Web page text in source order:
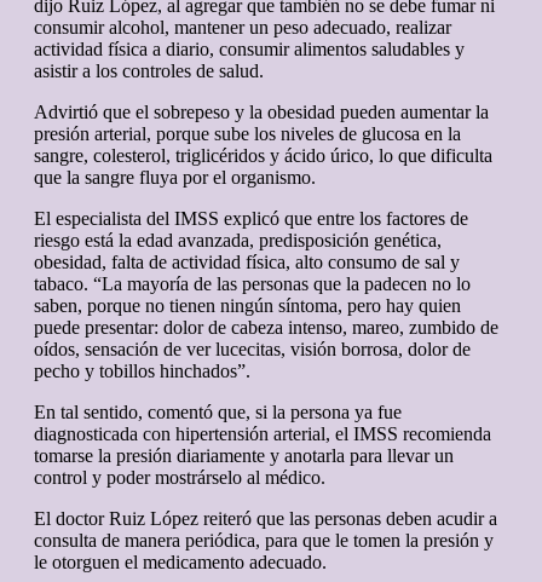
dijo Ruiz López, al agregar que también no se debe fumar ni
consumir alcohol, mantener un peso adecuado, realizar
actividad física a diario, consumir alimentos saludables y
asistir a los controles de salud.
Advirtió que el sobrepeso y la obesidad pueden aumentar la
presión arterial, porque sube los niveles de glucosa en la
sangre, colesterol, triglicéridos y ácido úrico, lo que dificulta
que la sangre fluya por el organismo.
El especialista del IMSS explicó que entre los factores de
riesgo está la edad avanzada, predisposición genética,
obesidad, falta de actividad física, alto consumo de sal y
tabaco. “La mayoría de las personas que la padecen no lo
saben, porque no tienen ningún síntoma, pero hay quien
puede presentar: dolor de cabeza intenso, mareo, zumbido de
oídos, sensación de ver lucecitas, visión borrosa, dolor de
pecho y tobillos hinchados”.
En tal sentido, comentó que, si la persona ya fue
diagnosticada con hipertensión arterial, el IMSS recomienda
tomarse la presión diariamente y anotarla para llevar un
control y poder mostrárselo al médico.
El doctor Ruiz López reiteró que las personas deben acudir a
consulta de manera periódica, para que le tomen la presión y
le otorguen el medicamento adecuado.